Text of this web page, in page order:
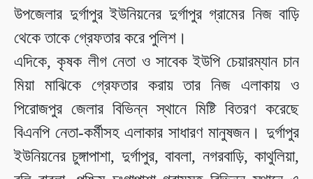
উপজেলার দুর্গাপুর ইউনিয়নের দুর্গাপুর গ্রামের নিজ বাড়ি
থেকে তাকে গ্রেফতার করে পুলিশ।
এদিকে, কৃষক লীগ নেতা ও সাবেক ইউপি চেয়ারম্যান চান
মিয়া মাঝিকে গ্রেফতার করায় তার নিজ এলাকায় ও
পিরোজপুর জেলার বিভিন্ন স্থানে মিষ্টি বিতরণ করেছে
বিএনপি নেতা-কর্মীসহ এলাকার সাধারণ মানুষজন। দুর্গাপুর
ইউনিয়নের চুঙ্গাপাশা, দুর্গাপুর, বাবলা, নগরবাড়ি, কাথুলিয়া,